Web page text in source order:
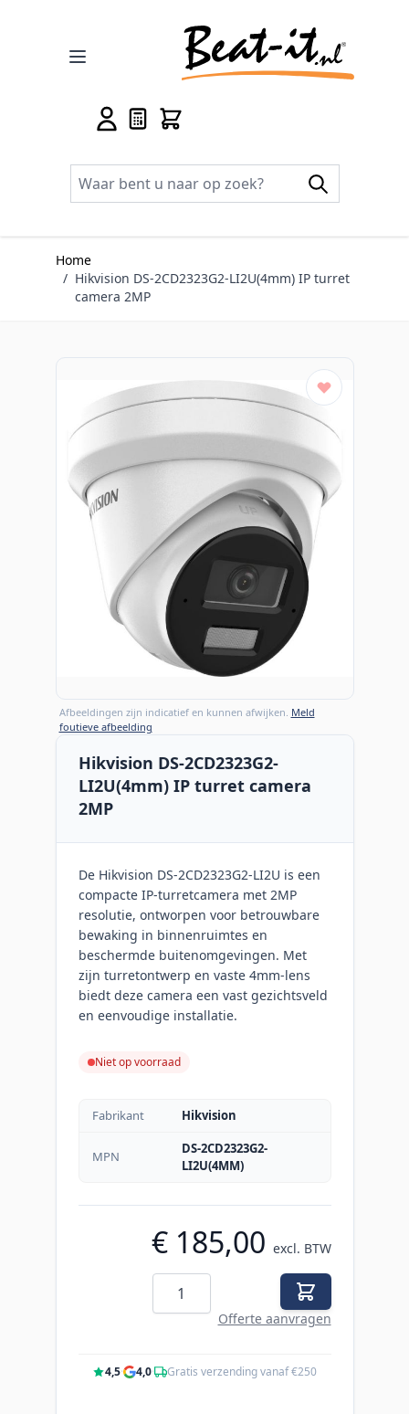
Home
/ Hikvision DS-2CD2323G2-LI2U(4mm) IP turret
camera 2MP
Afbeeldingen zijn indicatief en kunnen afwijken. Meld
foutieve afbeelding
Hikvision DS-2CD2323G2-
LI2U(4mm) IP turret camera
2MP
De Hikvision DS-2CD2323G2-LI2U is een
compacte IP-turretcamera met 2MP
resolutie, ontworpen voor betrouwbare
bewaking in binnenruimtes en
beschermde buitenomgevingen. Met
zijn turretontwerp en vaste 4mm-lens
biedt deze camera een vast gezichtsveld
en eenvoudige installatie.
Niet op voorraad
Fabrikant Hikvision
MPN
DS-2CD2323G2-
LI2U(4MM)
€ 185,00 excl. BTW
Aantal
Offerte aanvragen
4,5· 4,0· Gratis verzending vanaf €250